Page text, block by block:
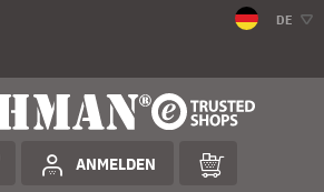
DE
ANMELDEN